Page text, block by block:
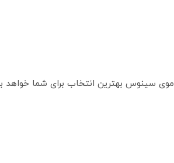
سینوس بهترین انتخاب برای شما خواهد